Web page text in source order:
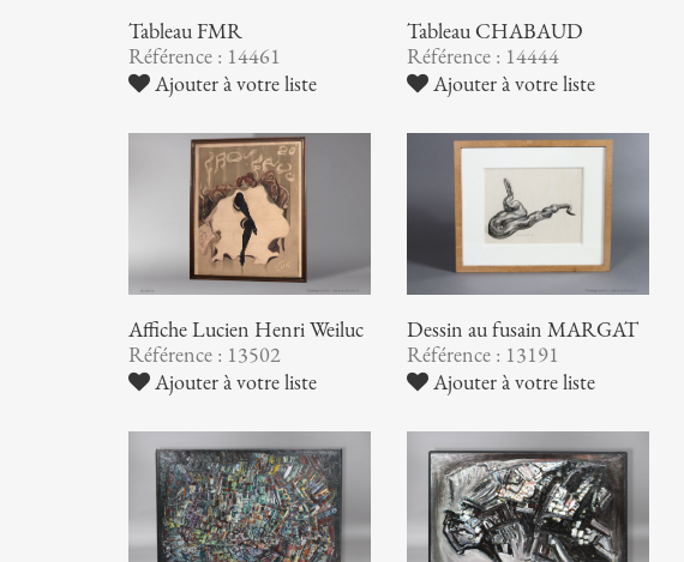
Tableau FMR
Référence : 14461
Ajouter à votre liste
Tableau CHABAUD
Référence : 14444
Ajouter à votre liste
Affiche Lucien Henri Weiluc
Référence : 13502
Ajouter à votre liste
Dessin au fusain MARGAT
Référence : 13191
Ajouter à votre liste